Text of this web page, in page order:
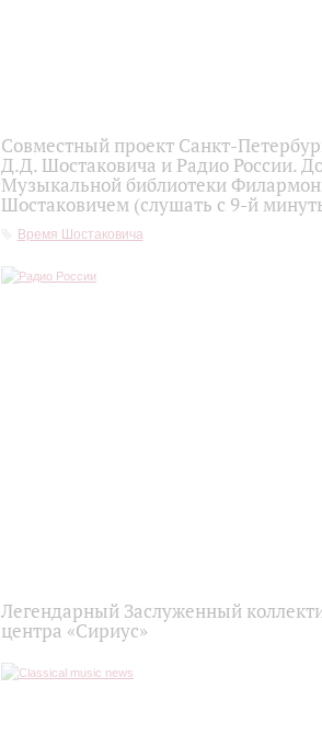
Совместный проект Санкт-
Д.Д. Шостаковича и Радио России.
Музыкальной библиотеки
Шостаковичем (слушать с 9-й
Время Шостаковича
Легендарный Заслуженный
центра «Сириус»